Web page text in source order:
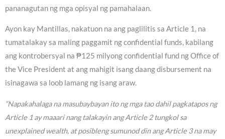
pananagutan ng mga opisyal ng pamahalaan.
Ayon kay Mantillas, nakatuon na ang paglilitis sa Article 1, na
tumatalakay sa maling paggamit ng confidential funds, kabilang
ang kontrobersyal na ₱125 milyong confidential fund ng Office of
the Vice President at ang mahigit isang daang disbursement na
isinagawa sa loob lamang ng isang araw.
“Napakahalaga na masubaybayan ito ng mga tao dahil pagkatapos ng
Article 1 ay maaari nang talakayin ang Article 2 tungkol sa
unexplained wealth, at posibleng sumunod din ang Article 3 na may